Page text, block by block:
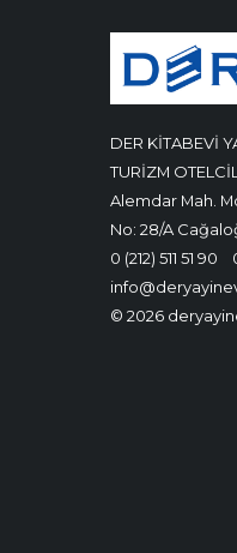
DER KİTABEVİ
TURİZM
Alemdar Mah.
No: 28/A
0 (212) 511 51 90
© 2026